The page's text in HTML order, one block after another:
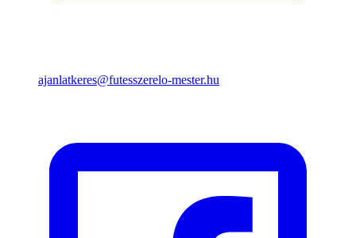
ajanlatkeres@futesszerelo-mester.hu